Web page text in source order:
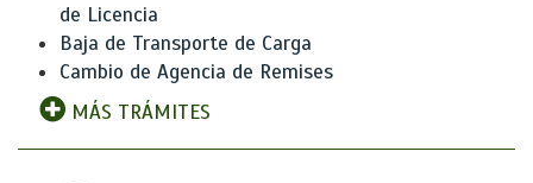
de Licencia
Baja de Transporte de Carga
Cambio de Agencia de Remises
MÁS TRÁMITES